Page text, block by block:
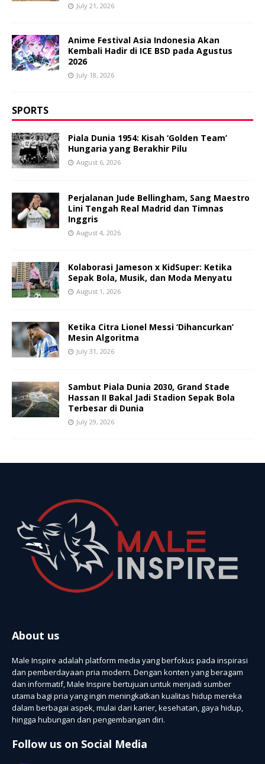
July 21, 2026
Anime Festival Asia Indonesia Akan
Kembali Hadir di ICE BSD pada Agustus
2026
July 18, 2026
SPORTS
Piala Dunia 1954: Kisah ‘Golden Team’
Hungaria yang Berakhir Pilu
August 6, 2026
Perjalanan Jude Bellingham, Sang Maestro
Lini Tengah Real Madrid dan Timnas
Inggris
August 4, 2026
Kolaborasi Jameson x KidSuper: Ketika
Sepak Bola, Musik, dan Moda Menyatu
August 1, 2026
Ketika Citra Lionel Messi ‘Dihancurkan’
Mesin Algoritma
July 31, 2026
Sambut Piala Dunia 2030, Grand Stade
Hassan II Bakal Jadi Stadion Sepak Bola
Terbesar di Dunia
July 29, 2026
About us
Male Inspire adalah platform media yang berfokus pada inspirasi
dan pemberdayaan pria modern. Dengan konten yang beragam
dan informatif, Male Inspire bertujuan untuk menjadi sumber
utama bagi pria yang ingin meningkatkan kualitas hidup mereka
dalam berbagai aspek, mulai dari karier, kesehatan, gaya hidup,
hingga hubungan dan pengembangan diri.
Follow us on Social Media